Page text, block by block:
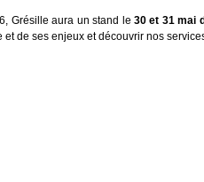
Grésille aura un stand le 30 et 31 mai
et de ses enjeux et découvrir nos